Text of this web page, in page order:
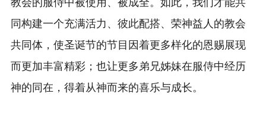
教会的服侍中被使用、被成全。如此，我们才能共
同构建一个充满活力、彼此配搭、荣神益人的教会
共同体，使圣诞节的节目因着更多样化的恩赐展现
而更加丰富精彩；也让更多弟兄姊妹在服侍中经历
神的同在，得着从神而来的喜乐与成长。